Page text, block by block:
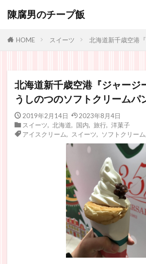
陳腐男のチープ飯
HOME スイーツ 北海道新千歳空港
北海道新千歳空港『ジャージ
うしのつのソフトクリームパ
2019年2月14日
2023年8月4日
スイーツ
北海道 国内 旅行, 洋菓子
アイスクリーム
スイーツ ソフトクリーム